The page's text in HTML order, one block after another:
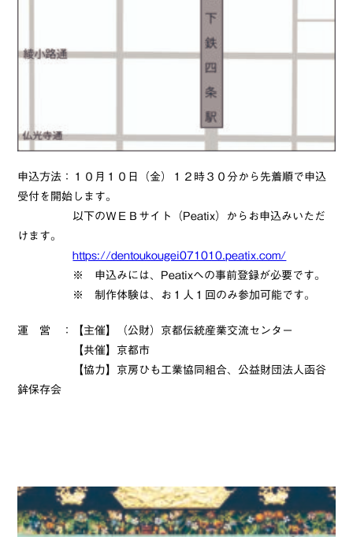
申込方法：１０月１０日（金）１２時３０分から先着順で申込
受付を開始します。
以下のＷＥＢサイト（Peatix）からお申込みいただ
けます。
https://dentoukougei071010.peatix.com/
※ 申込みには、Peatixへの事前登録が必要です。
※ 制作体験は、お１人１回のみ参加可能です。
運 営 ：【主催】（公財）京都伝統産業交流センター
【共催】京都市
【協力】京房ひも工業協同組合、公益財団法人函谷
鉾保存会